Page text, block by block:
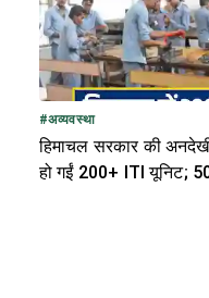
#अव्यवस्था
हिमाचल सरकार की
हो गईं 200+ ITI यूनिट;